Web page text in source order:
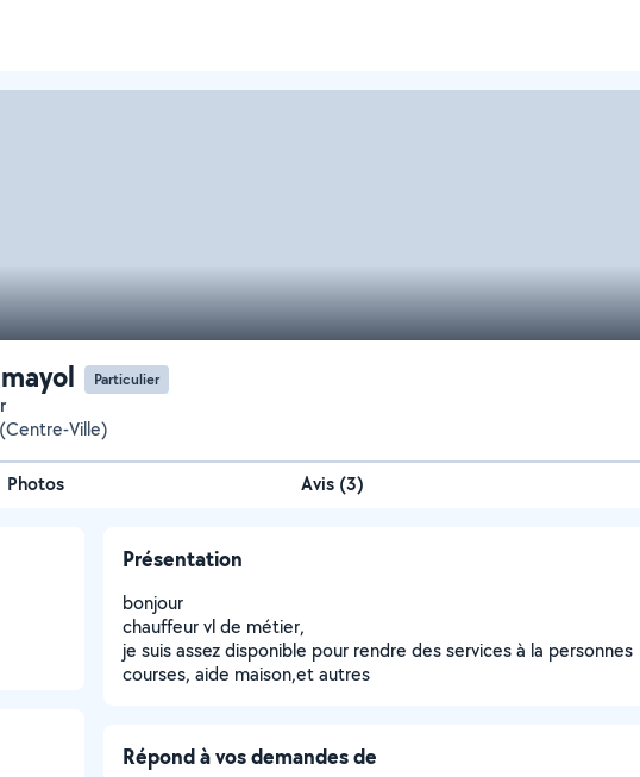
Particulier
Ville)
Photos Avis (3)
Présentation
bonjour
chauffeur vl de métier,
je suis assez disponible pour rendre des services à la personnes
courses, aide maison,et autres
Répond à vos demandes de